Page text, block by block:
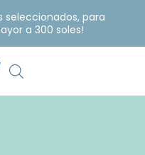
seleccionados, para
a 300 soles!